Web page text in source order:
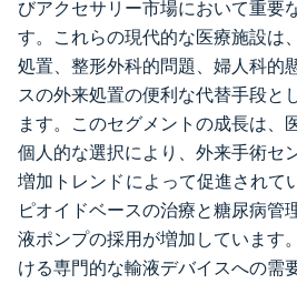
びアクセサリー市場において重要
す。これらの現代的な医療施設は
処置、整形外科的問題、婦人科的
スの外来処置の便利な代替手段と
ます。このセグメントの成長は、
個人的な選択により、外来手術セ
増加トレンドによって促進されて
ピオイドベースの治療と糖尿病管
液ポンプの採用が増加しています
ける専門的な輸液デバイスへの需